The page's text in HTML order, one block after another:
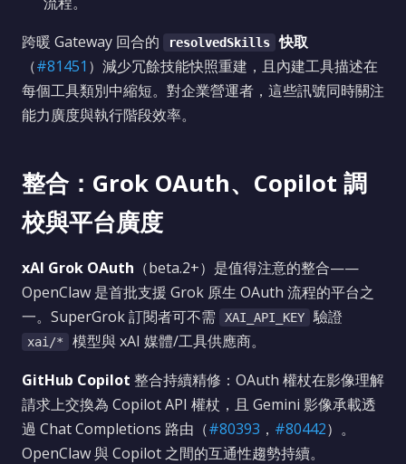
跨暖 Gateway 回合的
resolvedSkills 快取
（#81451 ）減少冗餘技能快照重建，且內建工具描述在
每個工具類別中縮短。對企業營運者，這些訊號同時關注
能力廣度與執行階段效率。
整合：Grok OAuth、Copilot 調
校與平台廣度
xAI Grok OAuth （beta.2+）是值得注意的整合——
OpenClaw 是首批支援 Grok 原生 OAuth 流程的平台之
一。SuperGrok 訂閱者可不需
XAI_API_KEY 驗證
xai/*
模型與 xAI 媒體/工具供應商。
GitHub Copilot 整合持續精修：OAuth 權杖在影像理解
請求上交換為 Copilot API 權杖，且 Gemini 影像承載透
過 Chat Completions 路由（#80393 ， #80442）。
OpenClaw 與 Copilot 之間的互通性趨勢持續。